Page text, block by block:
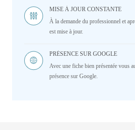
MISE À JOUR CONSTANTE
À la demande du professionnel et
est mise à jour.
PRÉSENCE SUR GOOGLE
Avec une fiche bien présentée vous
présence sur Google.